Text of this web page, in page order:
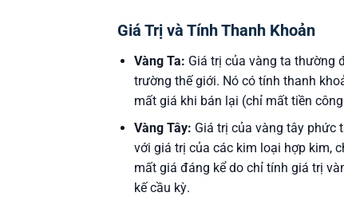
Giá Trị và Tính Thanh Khoản
Vàng Ta: Giá trị của vàng ta thường
trường thế giới. Nó có tính thanh
mất giá khi bán lại (chỉ mất tiền
Vàng Tây: Giá trị của vàng tây phức
với giá trị của các kim loại hợp kim,
mất giá đáng kể do chỉ tính giá trị
kế cầu kỳ.